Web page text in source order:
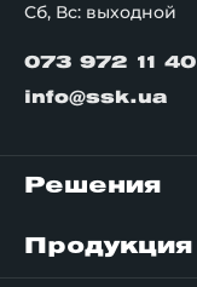
Сб, Вс: выходной
073 972 11 40
info@ssk.ua
Решения
Продукция